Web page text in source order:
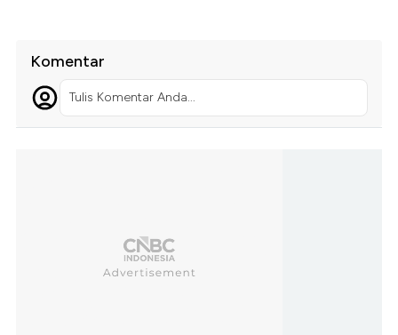
Komentar
Tulis Komentar Anda...